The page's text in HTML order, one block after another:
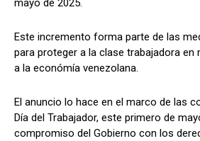
mayo de 2025.
Este incremento forma parte de las
para proteger a la clase trabajadora en
a la económía venezolana.
El anuncio lo hace en el marco de las
Día del Trabajador, este primero de
compromiso del Gobierno con los